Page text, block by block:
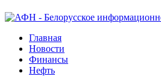
Главная
Новости
Финансы
Нефть